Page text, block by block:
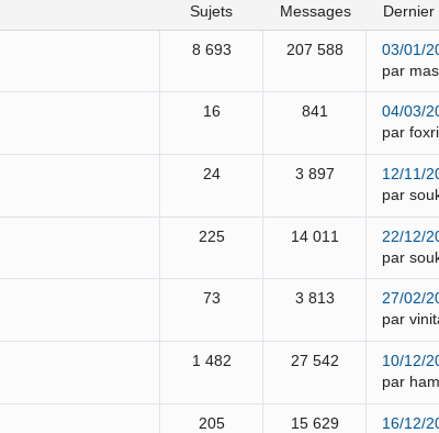
sujets messages
8 693 207 588
03/01/
par
16 841
04/03/
par
24 3 897
12/11/
par
225 14 011
22/12/
par
73 3 813
27/02/
par
1 482 27 542
10/12/
par
205 15 629
16/12/